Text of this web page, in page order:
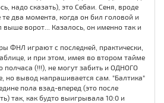
надо сказать), это Себаи. Сеня, вроде
те два момента, когда он бил головой и
выше ворот... Казалось, он именно так и
ФНЛ играют с последней, практически,
и при этом, имея во втором тайме
полчаса (!!!), не могут забить и ОДНОГО
но вывод напрашивается сам. "Балтика"
пола взад-вперед (это после
так, как будто выигрывала 10:0 и